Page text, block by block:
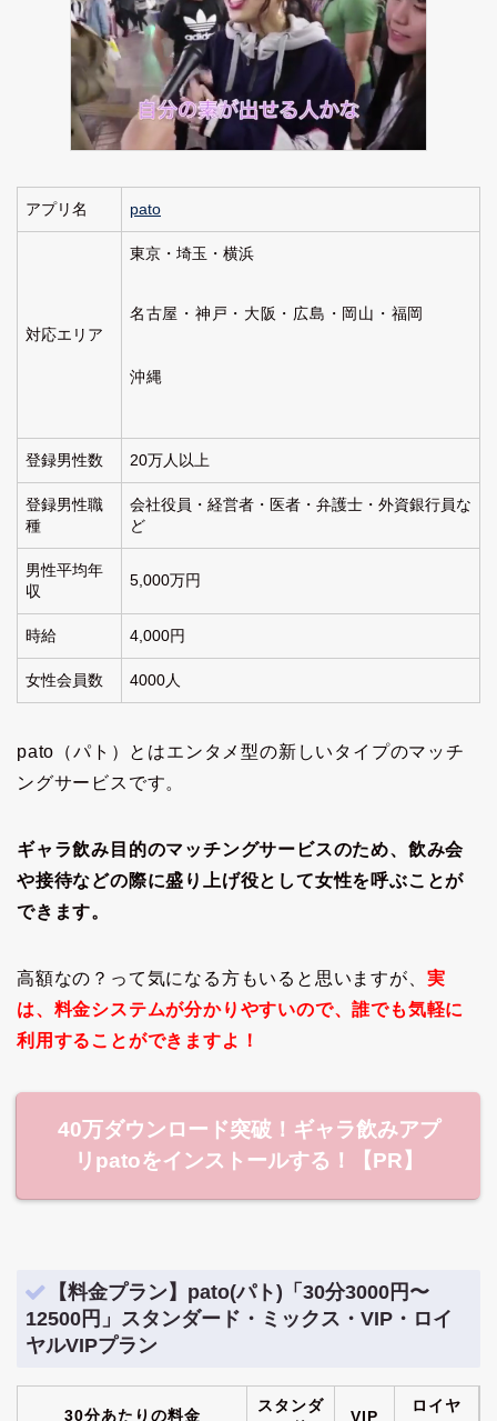
アプリ名 pato
対応エリア
東京・埼玉・横浜
名古屋・神戸・大阪・広島・岡山・福岡
沖縄
登録男性数 20万人以上
登録男性職
種
会社役員・経営者・医者・弁護士・外資銀行員な
ど
男性平均年
収
5,000万円
時給 4,000円
女性会員数 4000人
pato（パト）とはエンタメ型の新しいタイプのマッチ
ングサービスです。
ギャラ飲み目的のマッチングサービスのため、飲み会
や接待などの際に盛り上げ役として女性を呼ぶことが
できます。
高額なの？って気になる方もいると思いますが、 実
は、料金システムが分かりやすいので、誰でも気軽に
利用することができますよ！
40万ダウンロード突破！ギャラ飲みアプ
リpatoをインストールする！【PR】
【料金プラン】pato(パト)「30分3000円〜
12500円」スタンダード・ミックス・VIP・ロイ
ヤルVIPプラン
30分あたりの料金
スタンダ
VIP
ロイヤ